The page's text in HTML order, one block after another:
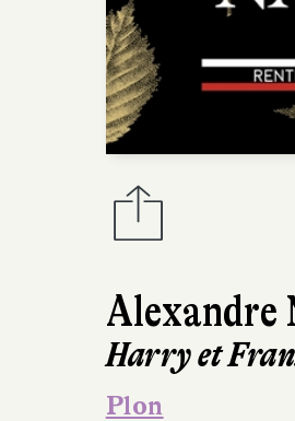
Alexandre
Harry et
Plon